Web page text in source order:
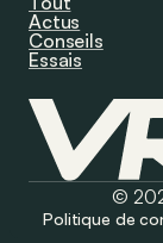
Actus
Conseils
Essais
©
Politique de